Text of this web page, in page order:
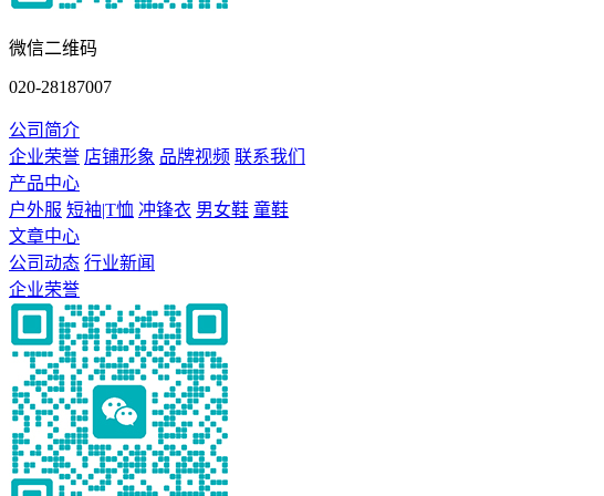
微信二维码
020-28187007
公司简介
企业荣誉 店铺形象 品牌视频 联系我们
产品中心
户外服 短袖|T恤 冲锋衣 男女鞋 童鞋
文章中心
公司动态 行业新闻
企业荣誉